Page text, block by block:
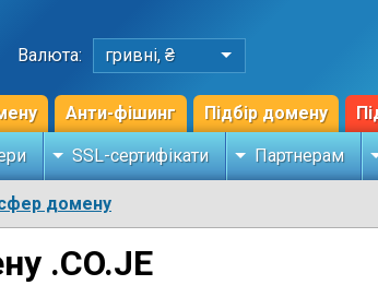
Валюта: гривні, ₴
Анти-фішинг Підбір домену
SSL-сертифікати Партнерам
домену
.CO.JE